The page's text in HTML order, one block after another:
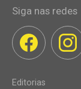
Siga nas redes
Editorias